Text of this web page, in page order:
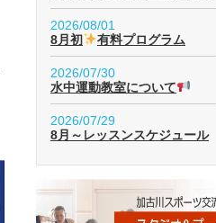
2026/08/01
8月初
有料プログラム
2026/07/30
水中運動教室について
2026/07/29
8月～レッスンスケジュール